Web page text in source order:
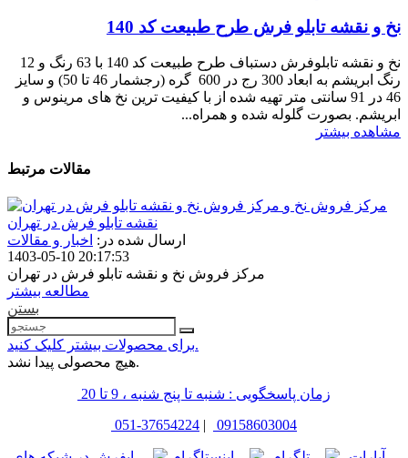
نخ و نقشه تابلو فرش طرح طبیعت کد 140
نخ و نقشه تابلوفرش دستباف طرح طبیعت کد 140 با 63 رنگ و 12
رنگ ابریشم به ابعاد 300 رج در 600 گره (رجشمار 46 تا 50) و سایز
46 در 91 سانتی متر تهیه شده از با کیفیت ترین نخ های مرینوس و
ابریشم. بصورت گلوله شده و همراه...
مشاهده بیشتر
مقالات مرتبط
مرکز فروش نخ و
نقشه تابلو فرش در تهران
ارسال شده در: اخبار و مقالات
1403-05-10 20:17:53
مرکز فروش نخ و نقشه تابلو فرش در تهران
مطالعه بیشتر
بستن
برای محصولات بیشتر کلیک کنید.
هیچ محصولی پیدا نشد.
زمان پاسخگویی : شنبه تا پنج شنبه ، 9 تا 20
051-37654224 | 09158603004